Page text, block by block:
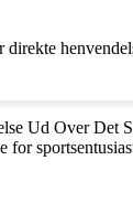
direkte
Ud Over Det
for